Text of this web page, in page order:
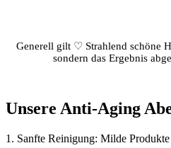
Generell gilt ♡ Strahlend schöne
sondern das Ergebnis
Unsere Anti-Aging
1. Sanfte Reinigung: Milde Produkte